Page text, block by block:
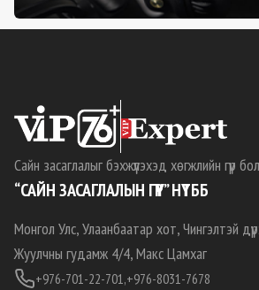
Сайн засаглалыг бэхжүүлэхэд хөгжлийн гүүр
“САЙН ЗАСАГЛАЛЫН ГҮҮР” НҮТББ
Монгол Улс, Улаанбаатар хот, Чингэлтэй
Жуулчны гудамж 4/4, Макс Цамхаг
+976-701-22-701,+976-8031-7678